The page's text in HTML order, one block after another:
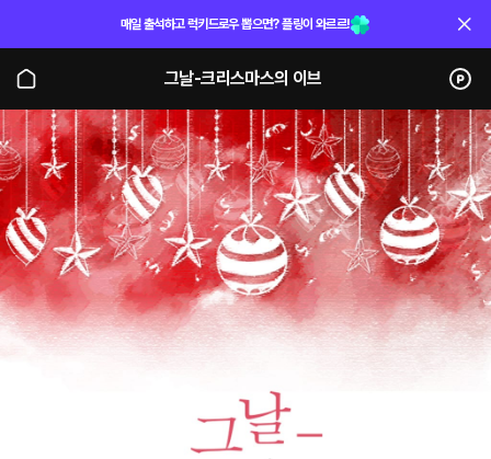
매일 출석하고 럭키드로우 뽑으면? 플링이 와르르!
그날-크리스마스의 이브